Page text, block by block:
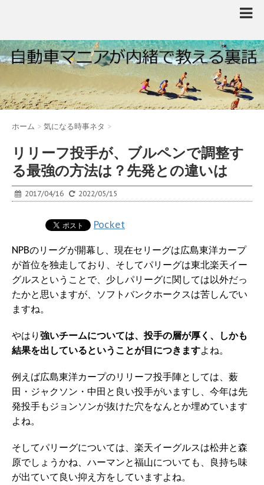
ホーム > 気になる時事ネタ >
リリーフ投手が、ブルペンで調整す
る最強の方法は？先発との違いは
2017/04/16 2022/05/15
Pocket
NPBのリーグが開幕し、現在セリーグは広島東洋カープ
が首位を独走しており、そしてパリーグは東北楽天イー
グルスということで、少しパリーグに関しては以外だっ
たかと思いますが、ソフトバンクホークスは苦しんでい
ますね。
やはり 強いチームについては、投手の層が厚く、しかも
結果を出しているということが目につきますよね。
例えば広島東洋カープのリリーフ投手陣としては、薮
田・ジャクソン・中田と良い投手がいますし、今年は先
発投手もジョンソンが抜けた穴をなんとか埋めています
よね。
そしてパリーグについては、楽天イーグルスは松井と森
原でしょうかね、ハーマンと福山についても、良持ち味
が出ていて良い抑え方をしていますよね。